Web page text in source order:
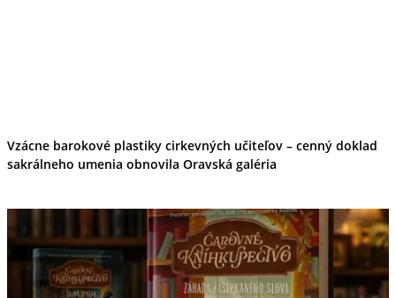
Vzácne barokové plastiky cirkevných učiteľov – cenný doklad
sakrálneho umenia obnovila Oravská galéria